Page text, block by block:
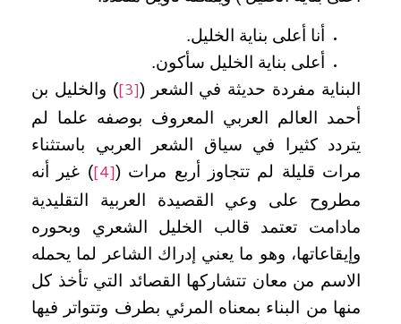
أنا أعلى بناية الخليل.
أعلى بناية الخليل سأكون.
البناية مفردة حديثة في الشعر ([3]
) والخليل بن
أحمد العالم العربي المعروف بوصفه علما لم
يتردد كثيرا في سياق الشعر العربي باستثناء
مرات قليلة لم تتجاوز أربع مرات ([4]
) غير أنه
مطروح على وعي القصيدة العربية التقليدية
مادامت تعتمد قالب الخليل الشعري وبحوره
وإيقاعاتها، وهو ما يعني إدراك الشاعر لما يحمله
الاسم من معان تتشاركها القصائد التي تأخذ كل
منها من البناء بمعناه المرئي بطرف وتتواتر فيها